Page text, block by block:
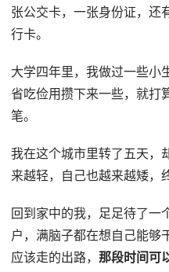
张公交卡，一张身份证，还
行卡。
大学四年里，我做过一些小
省吃俭用攒下来一些，就打
笔。
我在这个城市里转了五天，
来越轻，自己也越来越矮，
回到家中的我，足足待了一
户，满脑子都在想自己能够
应该走的出路， 那段时间可